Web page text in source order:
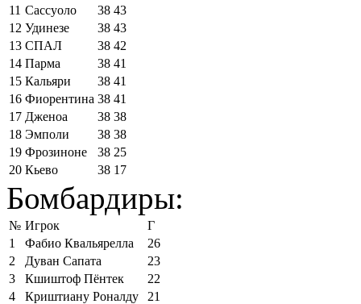
11 Сассуоло 38 43
12 Удинезе 38 43
13 СПАЛ 38 42
14 Парма 38 41
15 Кальяри 38 41
16 Фиорентина 38 41
17 Дженоа 38 38
18 Эмполи 38 38
19 Фрозиноне 38 25
20 Кьево 38 17
Бомбардиры:
№ Игрок
Г
1
Фабио Квальярелла
26
2
Дуван Сапата
23
3
Кшиштоф Пёнтек
22
4
Криштиану Роналду
21